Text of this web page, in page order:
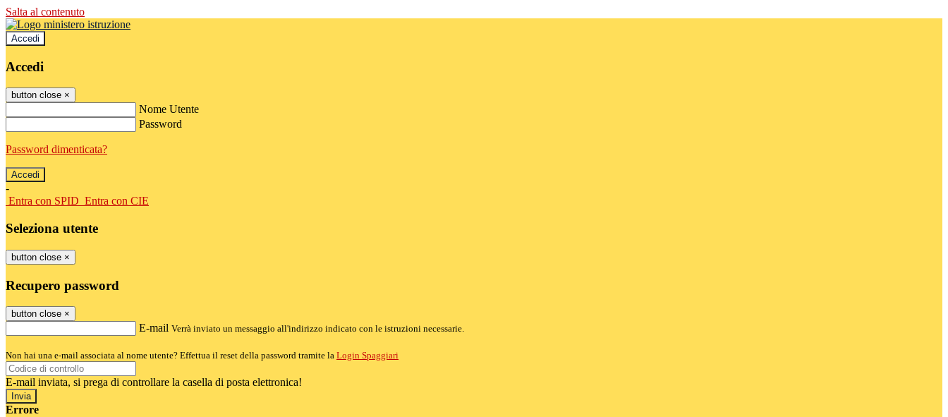
Salta al contenuto
Accedi
Accedi
button close ×
Nome Utente
Password
Password dimenticata?
-
Entra con SPID Entra con CIE
Seleziona utente
button close ×
Recupero password
button close ×
E-mail Verrà inviato un messaggio all'indirizzo indicato con le istruzioni necessarie.
Non hai una e-mail associata al nome utente? Effettua il reset della password tramite la Login Spaggiari
E-mail inviata, si prega di controllare la casella di posta elettronica!
Errore